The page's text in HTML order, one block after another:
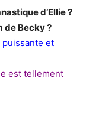
d’Ellie ?
de Becky ?
puissante et
est tellement